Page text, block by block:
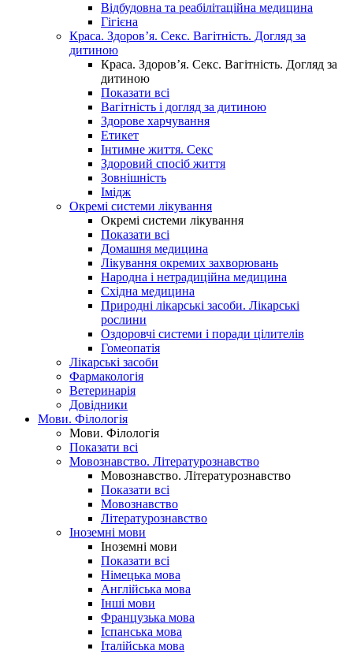
Відбудовна та реабілітаційна медицина
Гігієна
Краса. Здоров’я. Секс. Вагітність. Догляд за
дитиною
Краса. Здоров’я. Секс. Вагітність. Догляд за
дитиною
Показати всі
Вагітність і догляд за дитиною
Здорове харчування
Етикет
Інтимне життя. Секс
Здоровий спосіб життя
Зовнішність
Імідж
Окремі системи лікування
Окремі системи лікування
Показати всі
Домашня медицина
Лікування окремих захворювань
Народна і нетрадиційна медицина
Східна медицина
Природні лікарські засоби. Лікарські
рослини
Оздоровчі системи і поради цілителів
Гомеопатія
Лікарські засоби
Фармакологія
Ветеринарія
Довідники
Мови. Філологія
Мови. Філологія
Показати всі
Мовознавство. Літературознавство
Мовознавство. Літературознавство
Показати всі
Мовознавство
Літературознавство
Іноземні мови
Іноземні мови
Показати всі
Німецька мова
Англійська мова
Інші мови
Французька мова
Іспанська мова
Італійська мова